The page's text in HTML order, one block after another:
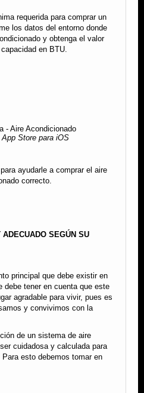
requerida para comprar un
los datos del entorno donde
y obtenga el valor
en BTU.
- Aire Acondicionado
Store para iOS
ayudarle a comprar el aire
correcto.
SEGÚN SU
principal que debe existir en
debe tener en cuenta que este
agradable para vivir, pues es
y convivimos con la
de un sistema de aire
cuidadosa y calculada para
esto debemos tomar en